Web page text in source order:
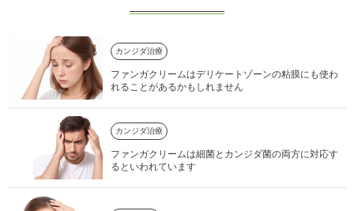
カンジダ治療
ファンガクリームはデリケートゾーンの粘膜にも使わ
れることがあるかもしれません
カンジダ治療
ファンガクリームは細菌とカンジダ菌の両方に対応す
るといわれています